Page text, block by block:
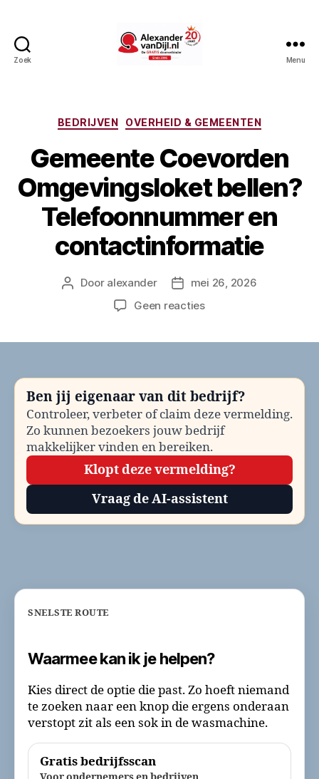
Zoek Menu
Categorieën
BEDRIJVEN OVERHEID & GEMEENTEN
Gemeente Coevorden
Omgevingsloket bellen?
Telefoonnummer en
contactinformatie
Berichtauteur
Door alexander Berichtdatum
mei 26, 2026
Geen reactiesop
Telefoonnummer
en
contactinformatie
Ben jij eigenaar van dit bedrijf?
Controleer, verbeter of claim deze vermelding.
Zo kunnen bezoekers jouw bedrijf
makkelijker vinden en bereiken.
Klopt deze vermelding?
Vraag de AI-assistent
SNELSTE ROUTE
Waarmee kan ik je helpen?
Kies direct de optie die past. Zo hoeft niemand
te zoeken naar een knop die ergens onderaan
verstopt zit als een sok in de wasmachine.
Gratis bedrijfsscan